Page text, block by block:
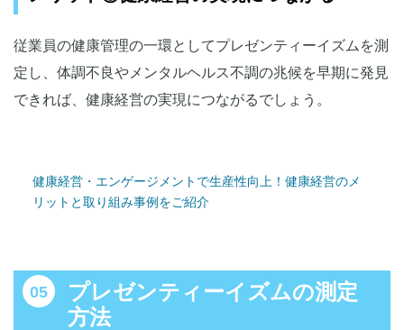
従業員の健康管理の一環としてプレゼンティーイズムを測
定し、体調不良やメンタルヘルス不調の兆候を早期に発見
できれば、健康経営の実現につながるでしょう。
健康経営・エンゲージメントで生産性向上！健康経営のメ
リットと取り組み事例をご紹介
プレゼンティーイズムの測定
方法